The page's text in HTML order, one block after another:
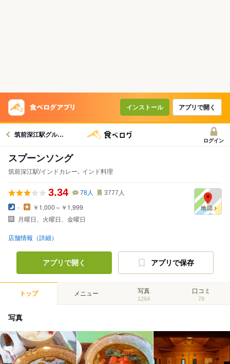
インストール アプリで開く
筑前深江駅グルメへ
ログイン
スプーンソング
筑前深江駅/インドカレー､ インド料理
3.34 78人 3777 人
-
￥1,000～￥1,999
月曜日、火曜日、金曜日
店舗情報（詳細）
アプリで開く アプリで保存
トップ メニュー 写真
1264
口コミ
78
写真